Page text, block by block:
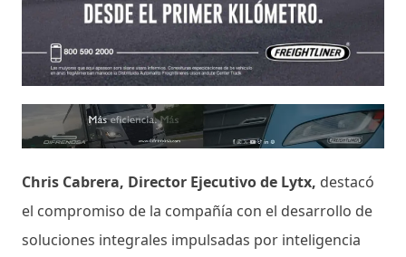
Chris Cabrera, Director Ejecutivo de Lytx, destacó
el compromiso de la compañía con el desarrollo de
soluciones integrales impulsadas por inteligencia